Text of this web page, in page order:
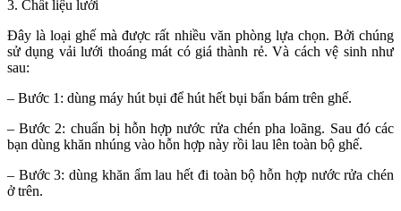
3. Chất liệu lưới
Đây là loại ghế mà được rất nhiều văn phòng lựa chọn. Bởi chúng
sử dụng vải lưới thoáng mát có giá thành rẻ. Và cách vệ sinh như
sau:
– Bước 1: dùng máy hút bụi để hút hết bụi bẩn bám trên ghế.
– Bước 2: chuẩn bị hỗn hợp nước rửa chén pha loãng. Sau đó các
bạn dùng khăn nhúng vào hỗn hợp này rồi lau lên toàn bộ ghế.
– Bước 3: dùng khăn ẩm lau hết đi toàn bộ hỗn hợp nước rửa chén
ở trên.